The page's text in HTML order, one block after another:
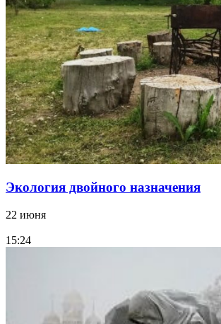
Экология двойного назначения
22 июня
15:24